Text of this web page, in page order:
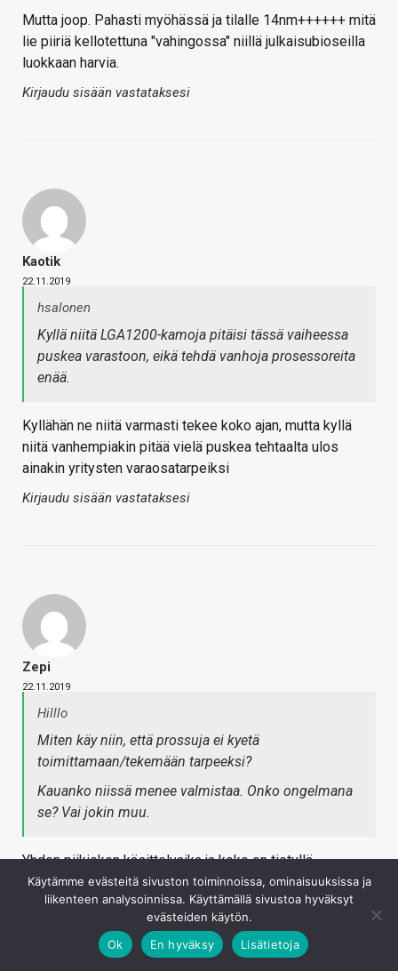
Mutta joop. Pahasti myöhässä ja tilalle 14nm++++++ mitä
lie piiriä kellotettuna "vahingossa" niillä julkaisubioseilla
luokkaan harvia.
Kirjaudu sisään vastataksesi
Kaotik
22.11.2019
hsalonen
Kyllä niitä LGA1200-kamoja pitäisi tässä vaiheessa
puskea varastoon, eikä tehdä vanhoja prosessoreita
enää.
Kyllähän ne niitä varmasti tekee koko ajan, mutta kyllä
niitä vanhempiakin pitää vielä puskea tehtaalta ulos
ainakin yritysten varaosatarpeiksi
Kirjaudu sisään vastataksesi
Zepi
22.11.2019
Hilllo
Miten käy niin, että prossuja ei kyetä
toimittamaan/tekemään tarpeeksi?
Kauanko niissä menee valmistaa. Onko ongelmana
se? Vai jokin muu.
Yhden piikiekon käsittelyaika ja koko on tietyllä
valmistusprosessilla vakio. Kun piirin kokoa kasvatetaan
(ydinmäärän/cachen määrän kasvatus), yhdestä kiekosta
tulee vähemmän valmiita prossuja.
Intel on lisännyt reippaasti core- ja cache-määriä melkein
Käytämme evästeitä sivuston toiminnoissa, ominaisuuksissa ja
liikenteen analysoinnissa. Käyttämällä sivustoa hyväksyt
evästeiden käytön.
Ok
En hyväksy Lisätietoja